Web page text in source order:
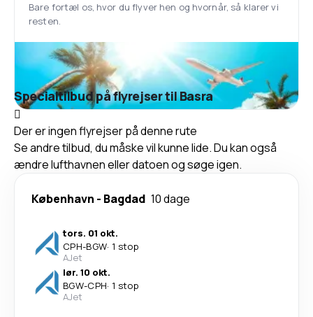
Bare fortæl os, hvor du flyver hen og hvornår, så klarer vi
resten.
Specialtilbud på flyrejser til Basra
Der er ingen flyrejser på denne rute
Se andre tilbud, du måske vil kunne lide. Du kan også
ændre lufthavnen eller datoen og søge igen.
København - Bagdad 10 dage
tors. 01 okt.
CPH-BGW· 1 stop
AJet
lør. 10 okt.
BGW-CPH· 1 stop
AJet